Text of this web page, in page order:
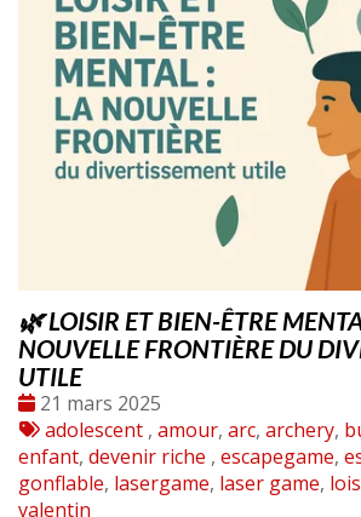
🌿 LOISIR ET BIEN-ÊTRE
NOUVELLE FRONTIÈRE DU
UTILE
Date
:
21 mars 2025
Tags
:
adolescent , amour, arc, archery,
enfant, devenir riche , escapegame,
gonflable, lasergame, laser game,
valentin